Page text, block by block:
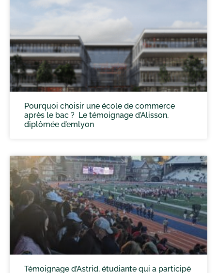
Pourquoi choisir une école de commerce
après le bac ? Le témoignage d’Alisson,
diplômée d’emlyon
Témoignage d’Astrid, étudiante qui a participé